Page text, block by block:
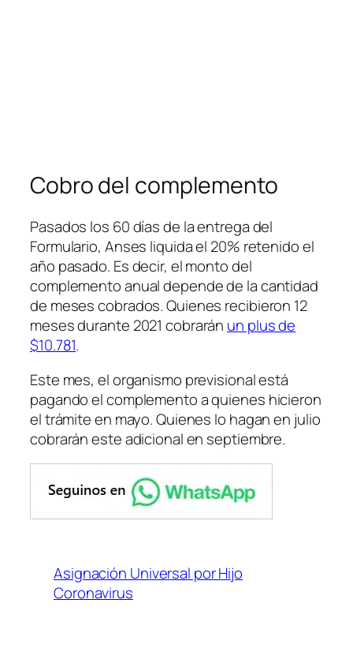
Cobro del complemento
Pasados los 60 días de la entrega del
Formulario, Anses liquida el 20% retenido el
año pasado. Es decir, el monto del
complemento anual depende de la cantidad
de meses cobrados. Quienes recibieron 12
meses durante 2021 cobrarán un plus de
$10.781.
Este mes, el organismo previsional está
pagando el complemento a quienes hicieron
el trámite en mayo. Quienes lo hagan en julio
cobrarán este adicional en septiembre.
Asignación Universal por Hijo
Coronavirus